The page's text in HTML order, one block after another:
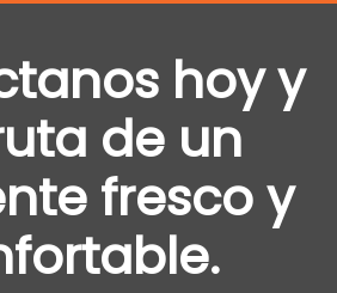
hoy y
de un
fresco y